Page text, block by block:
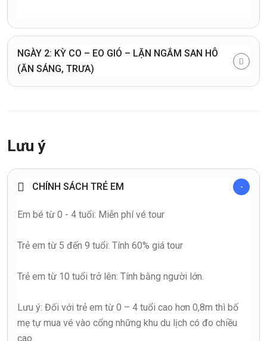
NGÀY 2: KỲ CO – EO GIÓ – LẶN NGẮM SAN HÔ
(ĂN SÁNG, TRƯA)
Lưu ý
CHÍNH SÁCH TRẺ EM
Em bé từ 0 - 4 tuổi: Miễn phí vé tour
Trẻ em từ 5 đến 9 tuổi: Tính 60% giá tour
Trẻ em từ 10 tuổi trở lên: Tính bằng người lớn.
Lưu ý: Đối với trẻ em từ 0 – 4 tuổi cao hơn 0,8m thì bố
mẹ tự mua vé vào cổng những khu du lịch có đo chiều
cao.